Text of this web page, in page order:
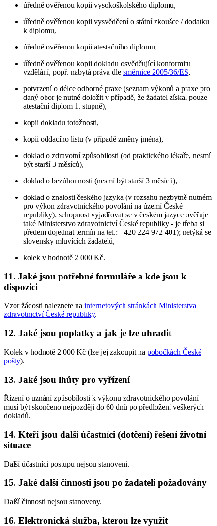
úředně ověřenou kopii vysokoškolského diplomu,
úředně ověřenou kopii vysvědčení o státní zkoušce / dodatku
k diplomu,
úředně ověřenou kopii atestačního diplomu,
úředně ověřenou kopii dokladu osvědčující konformitu
vzdělání, popř. nabytá práva dle směrnice 2005/36/ES,
potvrzení o délce odborné praxe (seznam výkonů a praxe pro
daný obor je nutné doložit v případě, že žadatel získal pouze
atestační diplom 1. stupně),
kopii dokladu totožnosti,
kopii oddacího listu (v případě změny jména),
doklad o zdravotní způsobilosti (od praktického lékaře, nesmí
být starší 3 měsíců),
doklad o bezúhonnosti (nesmí být starší 3 měsíců),
doklad o znalosti českého jazyka (v rozsahu nezbytně nutném
pro výkon zdravotnického povolání na území České
republiky); schopnost vyjadřovat se v českém jazyce ověřuje
také Ministerstvo zdravotnictví České republiky - je třeba si
předem dojednat termín na tel.: +420 224 972 401); netýká se
slovensky mluvících žadatelů,
kolek v hodnotě 2 000 Kč.
11. Jaké jsou potřebné formuláře a kde jsou k
dispozici
Vzor žádosti naleznete na internetových stránkách Ministerstva
zdravotnictví České republiky.
12. Jaké jsou poplatky a jak je lze uhradit
Kolek v hodnotě 2 000 Kč (lze jej zakoupit na pobočkách České
pošty).
13. Jaké jsou lhůty pro vyřízení
Řízení o uznání způsobilosti k výkonu zdravotnického povolání
musí být skončeno nejpozději do 60 dnů po předložení veškerých
dokladů.
14. Kteří jsou další účastníci (dotčení) řešení životní
situace
Další účastníci postupu nejsou stanoveni.
15. Jaké další činnosti jsou po žadateli požadovány
Další činnosti nejsou stanoveny.
16. Elektronická služba, kterou lze využít